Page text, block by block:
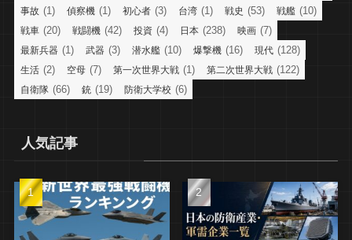
事故 (1) 偵察機 (1) 初心者 (3) 台湾 (1) 戦史 (53) 戦艦 (10)
戦車 (20) 戦闘機 (42) 投資 (4) 日本 (238) 映画 (7)
最新兵器 (1) 武器 (3) 潜水艦 (10) 爆撃機 (16) 現代 (128)
生活 (2) 空母 (7) 第一次世界大戦 (1) 第二次世界大戦 (122)
自衛隊 (66) 銃 (19) 防衛大学校 (6)
人気記事